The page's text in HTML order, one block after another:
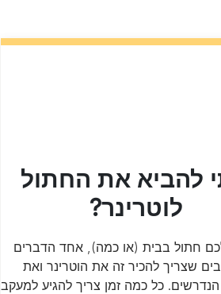
להביא את החתול
לוטרינר?
חתול בבית (או כמה), אחד הדברים
שצריך להכיר זה את הוטרינר ואת
הנדרשים. כל כמה זמן צריך להגיע למעקב